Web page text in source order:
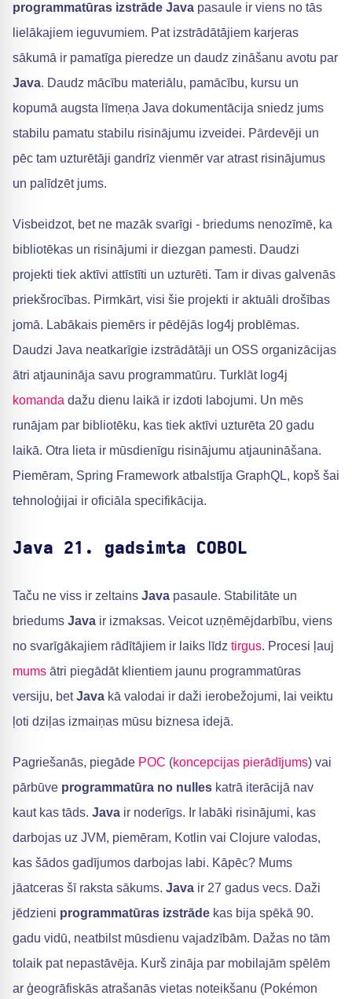
programmatūras izstrāde Java pasaule ir viens no tās
lielākajiem ieguvumiem. Pat izstrādātājiem karjeras
sākumā ir pamatīga pieredze un daudz zināšanu avotu par
Java. Daudz mācību materiālu, pamācību, kursu un
kopumā augsta līmeņa Java dokumentācija sniedz jums
stabilu pamatu stabilu risinājumu izveidei. Pārdevēji un
pēc tam uzturētāji gandrīz vienmēr var atrast risinājumus
un palīdzēt jums.
Visbeidzot, bet ne mazāk svarīgi - briedums nenozīmē, ka
bibliotēkas un risinājumi ir diezgan pamesti. Daudzi
projekti tiek aktīvi attīstīti un uzturēti. Tam ir divas galvenās
priekšrocības. Pirmkārt, visi šie projekti ir aktuāli drošības
jomā. Labākais piemērs ir pēdējās log4j problēmas.
Daudzi Java neatkarīgie izstrādātāji un OSS organizācijas
ātri atjaunināja savu programmatūru. Turklāt log4j
komanda dažu dienu laikā ir izdoti labojumi. Un mēs
runājam par bibliotēku, kas tiek aktīvi uzturēta 20 gadu
laikā. Otra lieta ir mūsdienīgu risinājumu atjaunināšana.
Piemēram, Spring Framework atbalstīja GraphQL, kopš šai
tehnoloģijai ir oficiāla specifikācija.
Java 21. gadsimta COBOL
Taču ne viss ir zeltains Java pasaule. Stabilitāte un
briedums Java ir izmaksas. Veicot uzņēmējdarbību, viens
no svarīgākajiem rādītājiem ir laiks līdz tirgus. Procesi ļauj
mums ātri piegādāt klientiem jaunu programmatūras
versiju, betJava kā valodai ir daži ierobežojumi, lai veiktu
ļoti dziļas izmaiņas mūsu biznesa idejā.
Pagriešanās, piegāde POC (koncepcijas pierādījums) vai
pārbūve programmatūra no nulles katrā iterācijā nav
kaut kas tāds. Java ir noderīgs. Ir labāki risinājumi, kas
darbojas uz JVM, piemēram, Kotlin vai Clojure valodas,
kas šādos gadījumos darbojas labi. Kāpēc? Mums
jāatceras šī raksta sākums. Java ir 27 gadus vecs. Daži
jēdzieni programmatūras izstrāde kas bija spēkā 90.
gadu vidū, neatbilst mūsdienu vajadzībām. Dažas no tām
tolaik pat nepastāvēja. Kurš zināja par mobilajām spēlēm
ar ģeogrāfiskās atrašanās vietas noteikšanu (Pokémon